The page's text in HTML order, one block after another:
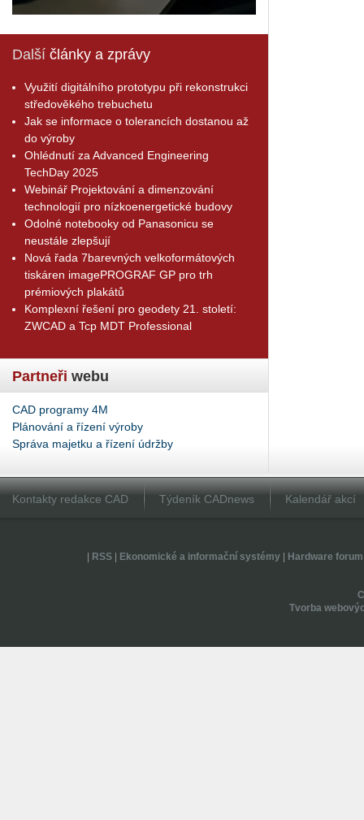
Další články a zprávy
Využití digitálního prototypu při rekonstrukci
středověkého trebuchetu
Jak se informace o tolerancích dostanou až
do výroby
Ohlédnutí za Advanced Engineering
TechDay 2025
Webinář Projektování a dimenzování
technologií pro nízkoenergetické budovy
Odolné notebooky od Panasonicu se
neustále zlepšují
Nová řada 7barevných velkoformátových
tiskáren imagePROGRAF GP pro trh
prémiových plakátů
Komplexní řešení pro geodety 21. století:
ZWCAD a Tcp MDT Professional
Partneři webu
CAD programy 4M
Plánování a řízení výroby
Správa majetku a řízení údržby
Kontakty redakce CAD Týdeník CADnews Kalendář akcí
RSS| Ekonomické a informační systémy| Hardware forum
Tvorba